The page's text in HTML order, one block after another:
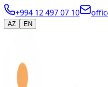
+994 12 497 07 10
AZ EN